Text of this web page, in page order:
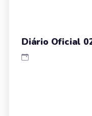
Diário Oficial